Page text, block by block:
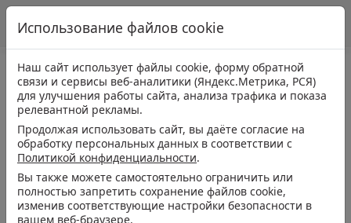
Использование файлов cookie
Наш сайт использует файлы cookie, форму обратной
связи и сервисы веб-аналитики (Яндекс.Метрика, РСЯ)
для улучшения работы сайта, анализа трафика и показа
релевантной рекламы.
Продолжая использовать сайт, вы даёте согласие на
обработку персональных данных в соответствии с
Политикой конфиденциальности.
Вы также можете самостоятельно ограничить или
полностью запретить сохранение файлов cookie,
изменив соответствующие настройки безопасности в
вашем веб-браузере.